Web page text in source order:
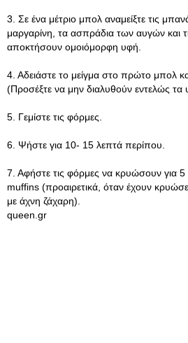
3. Σε ένα μέτριο μπολ αναμείξτε τις
μαργαρίνη, τα ασπράδια των αυγών και
αποκτήσουν ομοιόμορφη υφή.
4. Αδειάστε το μείγμα στο πρώτο μπολ
(Προσέξτε να μην διαλυθούν εντελώς τα
5. Γεμίστε τις φόρμες.
6. Ψήστε για 10- 15 λεπτά περίπου.
7. Αφήστε τις φόρμες να κρυώσουν για 5
muffins (προαιρετικά, όταν έχουν
με άχνη ζάχαρη).
queen.gr